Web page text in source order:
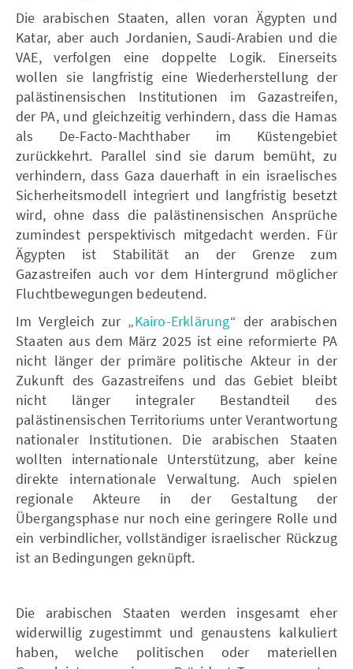
Die arabischen Staaten, allen voran Ägypten und
Katar, aber auch Jordanien, Saudi-Arabien und die
VAE, verfolgen eine doppelte Logik. Einerseits
wollen sie langfristig eine Wiederherstellung der
palästinensischen Institutionen im Gazastreifen,
der PA, und gleichzeitig verhindern, dass die Hamas
als De-Facto-Machthaber im Küstengebiet
zurückkehrt. Parallel sind sie darum bemüht, zu
verhindern, dass Gaza dauerhaft in ein israelisches
Sicherheitsmodell integriert und langfristig besetzt
wird, ohne dass die palästinensischen Ansprüche
zumindest perspektivisch mitgedacht werden. Für
Ägypten ist Stabilität an der Grenze zum
Gazastreifen auch vor dem Hintergrund möglicher
Fluchtbewegungen bedeutend.
Im Vergleich zur „Kairo-Erklärung“ der arabischen
Staaten aus dem März 2025 ist eine reformierte PA
nicht länger der primäre politische Akteur in der
Zukunft des Gazastreifens und das Gebiet bleibt
nicht länger integraler Bestandteil des
palästinensischen Territoriums unter Verantwortung
nationaler Institutionen. Die arabischen Staaten
wollten internationale Unterstützung, aber keine
direkte internationale Verwaltung. Auch spielen
regionale Akteure in der Gestaltung der
Übergangsphase nur noch eine geringere Rolle und
ein verbindlicher, vollständiger israelischer Rückzug
ist an Bedingungen geknüpft.
Die arabischen Staaten werden insgesamt eher
widerwillig zugestimmt und genaustens kalkuliert
haben, welche politischen oder materiellen